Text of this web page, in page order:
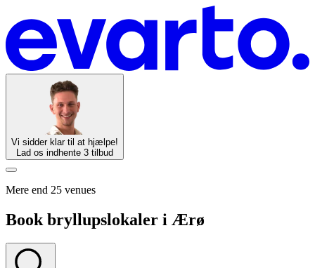
Vi sidder klar til at hjælpe!
Lad os indhente 3 tilbud
Mere end 25 venues
Book bryllupslokaler i Ærø